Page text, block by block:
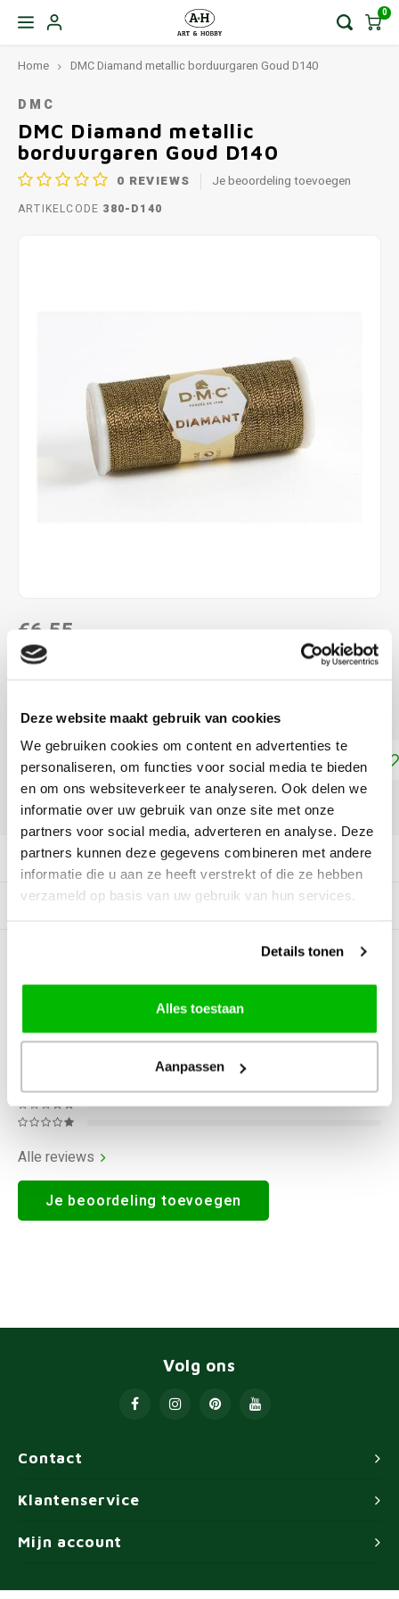
Deze website maakt gebruik van cookies
We gebruiken cookies om content en advertenties te
personaliseren, om functies voor social media te bieden
en om ons websiteverkeer te analyseren. Ook delen we
informatie over uw gebruik van onze site met onze
partners voor social media, adverteren en analyse. Deze
partners kunnen deze gegevens combineren met andere
informatie die u aan ze heeft verstrekt of die ze hebben
verzameld op basis van uw gebruik van hun services.
Details tonen
Alles toestaan
Aanpassen
0
Home DMC Diamand metallic borduurgaren Goud D140
DMC
DMC Diamand metallic
borduurgaren Goud D140
0 REVIEWS Je beoordeling toevoegen
ARTIKELCODE 380-D140
€6,55
DIRECT LEVERBAAR
2 draads splijtzijde 35 meter Lees meer
Toevoegen aan winkelwagen
DELEN:
Productomschrijving
Gerelateerde producten
BEOORDELINGEN
Alle reviews
Je beoordeling toevoegen
Contact
Volg ons
Klantenservice
Mijn account